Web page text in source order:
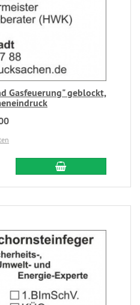
Gasfeuerung" geblockt,